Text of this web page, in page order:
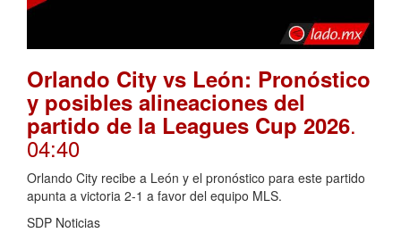
Orlando City vs León: Pronóstico
y posibles alineaciones del
partido de la Leagues Cup 2026.
04:40
Orlando City recibe a León y el pronóstico para este partido
apunta a victoria 2-1 a favor del equipo MLS.
SDP Noticias